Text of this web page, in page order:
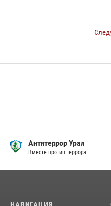
Антитеррор Урал
Вместе против террора!